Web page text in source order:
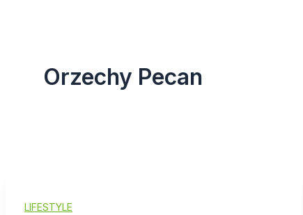
Orzechy Pecan
LIFESTYLE